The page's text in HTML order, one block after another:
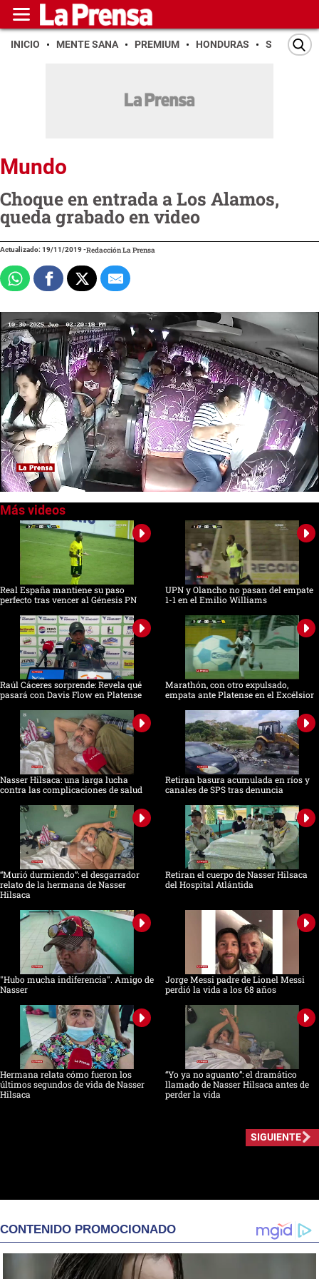
INICIO MENTE SANA PREMIUM HONDURAS SAN PEDRO
Mundo
Choque en entrada a Los Alamos,
queda grabado en video
Actualizado: 19/11/2019-Redacción La Prensa
seconds
seconds
Real España mantiene su paso
perfecto tras vencer al Génesis PN
UPN y Olancho no pasan del empate
1-1 en el Emilio Williams
Raúl Cáceres sorprende: Revela qué
pasará con Davis Flow en Platense
Marathón, con otro expulsado,
empata ante Platense en el Excélsior
Nasser Hilsaca: una larga lucha
contra las complicaciones de salud
Retiran basura acumulada en ríos y
canales de SPS tras denuncia
“Murió durmiendo”: el desgarrador
relato de la hermana de Nasser
Hilsaca
Retiran el cuerpo de Nasser Hilsaca
del Hospital Atlántida
"Hubo mucha indiferencia". Amigo de
Nasser
Jorge Messi padre de Lionel Messi
perdió la vida a los 68 años
Hermana relata cómo fueron los
últimos segundos de vida de Nasser
Hilsaca
“Yo ya no aguanto”: el dramático
llamado de Nasser Hilsaca antes de
perder la vida
SIGUIENTE
CONTENIDO PROMOCIONADO